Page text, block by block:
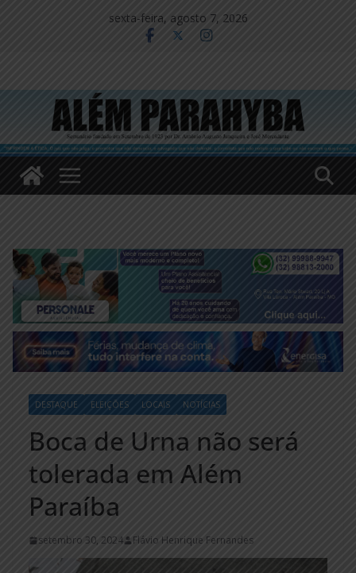
sexta-feira, agosto 7, 2026
DESTAQUE ELEIÇÕES LOCAIS NOTÍCIAS
Boca de Urna não será
tolerada em Além
Paraíba
setembro 30, 2024 Flávio Henrique Fernandes